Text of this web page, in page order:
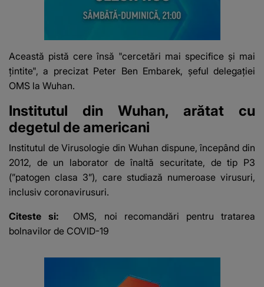
Această pistă cere însă "cercetări mai specifice și mai
țintite", a precizat Peter Ben Embarek, șeful delegației
OMS la Wuhan.
Institutul din Wuhan, arătat cu
degetul de americani
Institutul de Virusologie din Wuhan dispune, începând din
2012, de un laborator de înaltă securitate, de tip P3
(”patogen clasa 3”), care studiază numeroase virusuri,
inclusiv coronavirusuri.
Citeste si: OMS, noi recomandări pentru tratarea
bolnavilor de COVID-19